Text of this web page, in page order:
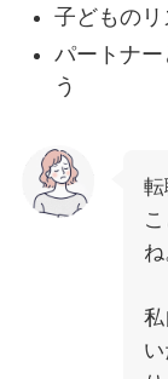
子どもの
パートナ
う
ね